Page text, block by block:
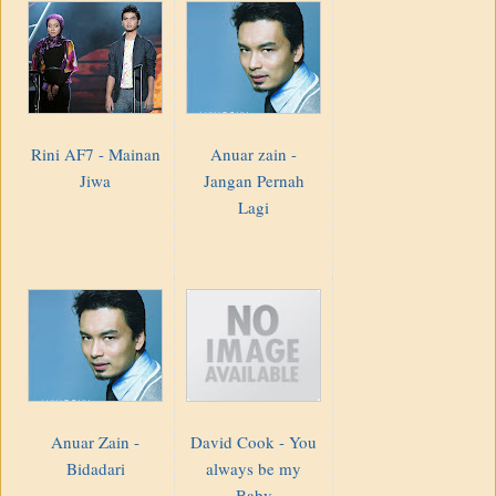
Rini AF7 - Mainan
Jiwa
Anuar zain -
Jangan Pernah
Lagi
Anuar Zain -
Bidadari
David Cook - You
always be my